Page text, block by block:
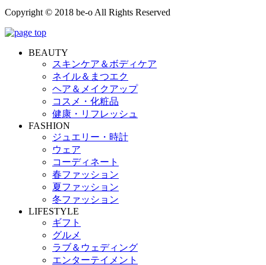
Copyright © 2018 be-o All Rights Reserved
BEAUTY
スキンケア＆ボディケア
ネイル＆まつエク
ヘア＆メイクアップ
コスメ・化粧品
健康・リフレッシュ
FASHION
ジュエリー・時計
ウェア
コーディネート
春ファッション
夏ファッション
冬ファッション
LIFESTYLE
ギフト
グルメ
ラブ＆ウェディング
エンターテイメント